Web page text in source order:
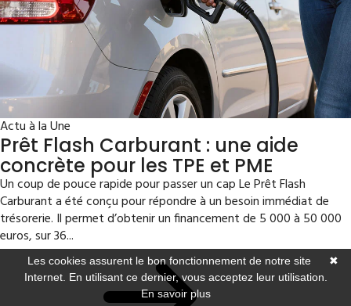
Actu à la Une
Prêt Flash Carburant : une aide
concrète pour les TPE et PME
Un coup de pouce rapide pour passer un cap Le Prêt Flash
Carburant a été conçu pour répondre à un besoin immédiat de
trésorerie. Il permet d’obtenir un financement de 5 000 à 50 000
euros, sur 36...
✖
Les cookies assurent le bon fonctionnement de notre site
Internet. En utilisant ce dernier, vous acceptez leur utilisation.
En savoir plus